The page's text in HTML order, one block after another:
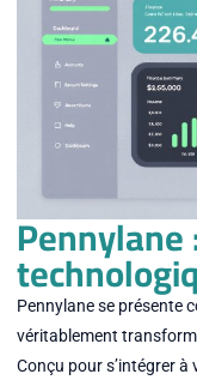
Pennylane se présente
véritablement
Conçu pour s’intégrer